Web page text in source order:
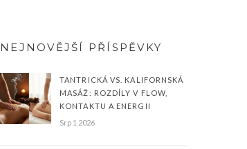
NEJNOVĚJŠÍ PŘÍSPĚVKY
TANTRICKÁ VS. KALIFORNSKÁ
MASÁŽ: ROZDÍLY V FLOW,
KONTAKTU A ENERGII
Srp 1 2026